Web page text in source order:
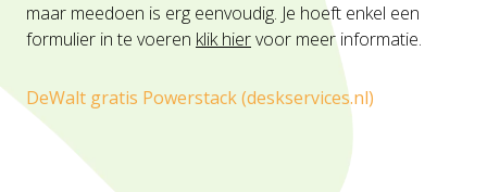
maar meedoen is erg eenvoudig. Je hoeft enkel een
formulier in te voeren klik hiervoor meer informatie.
DeWalt gratis Powerstack (deskservices.nl)